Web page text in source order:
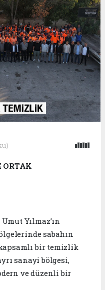
ORTAK
Yılmaz’ın
sabahın
bir temizlik
sanayi bölgesi,
ve düzenli bir